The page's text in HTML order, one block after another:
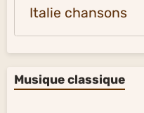
Italie chansons
Musique classique